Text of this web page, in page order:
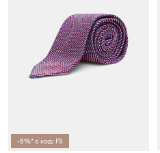
-5%* с код: FS